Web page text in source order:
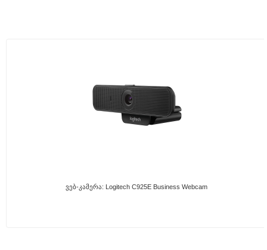
Ვებ-Კამერა: Logitech C925E Business Webcam